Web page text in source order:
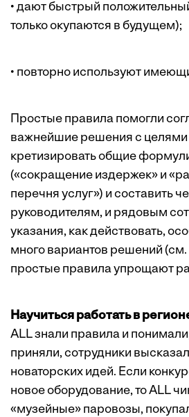
• дают быстрый
только окупаются в будущем);
• повторно используют
Простые правила помогли
важнейшие решения с целями
кретизировать общие
(«сокращение издержек» и
перечня услуг») и составить
руководителям, и рядовым
указания, как дейст­вовать,
много вариантов решений (см.
простые правила упрощают
Научиться работать в
ALL знали правила и
приняли, сотрудники
новаторских идей. Если
новое оборудование, то ALL
«музейные» паровозы,